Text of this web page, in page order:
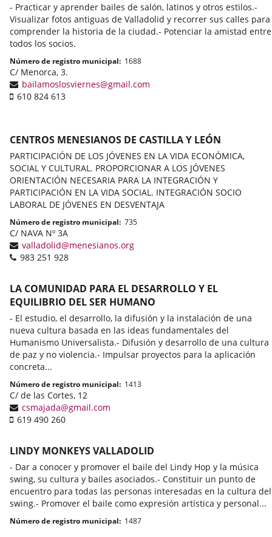
- Practicar y aprender bailes de salón, latinos y otros estilos.-
Visualizar fotos antiguas de Valladolid y recorrer sus calles para
comprender la historia de la ciudad.- Potenciar la amistad entre
todos los socios.
Número de registro municipal 1688
Adresse
postale
C/ Menorca, 3.
Adresse
de
bailamoslosviernes@gmail.com
Téléphone
610 824 613
CENTROS MENESIANOS DE CASTILLA Y LEÓN
PARTICIPACIÓN DE LOS JÓVENES EN LA VIDA ECONÓMICA,
SOCIAL Y CULTURAL. PROPORCIONAR A LOS JÓVENES
ORIENTACIÓN NECESARIA PARA LA INTEGRACIÓN Y
PARTICIPACIÓN EN LA VIDA SOCIAL. INTEGRACIÓN SOCIO
LABORAL DE JÓVENES EN DESVENTAJA
Número de registro municipal 735
Adresse
postale
C/ NAVA Nº 3A
Adresse
de
valladolid@menesianos.org
Téléphones
983 251 928
LA COMUNIDAD PARA EL DESARROLLO Y EL
EQUILIBRIO DEL SER HUMANO
- El estudio, el desarrollo, la difusión y la instalación de una
nueva cultura basada en las ideas fundamentales del
Humanismo Universalista.- Difusión y desarrollo de una cultura
de paz y no violencia.- Impulsar proyectos para la aplicación
concreta...
Número de registro municipal 1413
Adresse
postale
C/ de las Cortes, 12
Adresse
de
csmajada@gmail.com
Téléphone
619 490 260
LINDY MONKEYS VALLADOLID
- Dar a conocer y promover el baile del Lindy Hop y la música
swing, su cultura y bailes asociados.- Constituir un punto de
encuentro para todas las personas interesadas en la cultura del
swing.- Promover el baile como expresión artística y personal...
Número de registro municipal 1487